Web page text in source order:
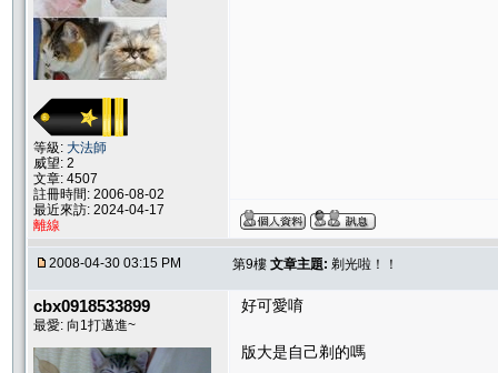
等級: 大法師
威望: 2
文章: 4507
註冊時間: 2006-08-02
最近來訪: 2024-04-17
離線
2008-04-30 03:15 PM 第9樓 文章主題: 剃光啦！！
cbx0918533899
最愛: 向1打邁進~
好可愛唷
版大是自己剃的嗎